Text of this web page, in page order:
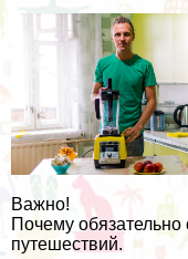
Важно!
Почему обязательно
путешествий.